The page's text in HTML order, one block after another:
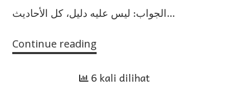
الجواب: ليس عليه دليل، كل الأحاديث…
Continue reading
Pertengahan
6 kali dilihat